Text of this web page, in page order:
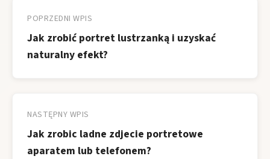
wpisu
POPRZEDNI WPIS
Jak zrobić portret lustrzanką i uzyskać
naturalny efekt?
NASTĘPNY WPIS
Jak zrobic ladne zdjecie portretowe
aparatem lub telefonem?